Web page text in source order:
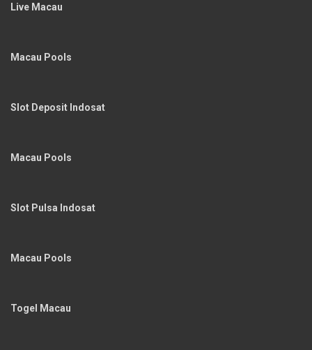
Live Macau
Macau Pools
Slot Deposit Indosat
Macau Pools
Slot Pulsa Indosat
Macau Pools
Togel Macau